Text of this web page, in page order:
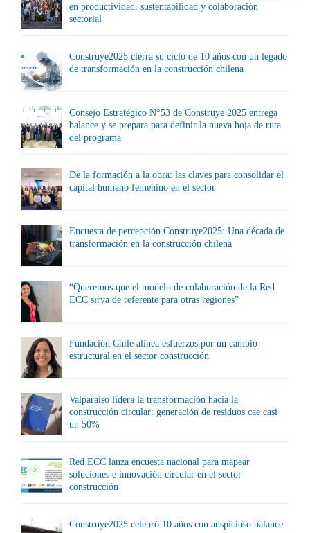
en productividad, sustentabilidad y colaboración
sectorial
Construye2025 cierra su ciclo de 10 años con un legado
de transformación en la construcción chilena
Consejo Estratégico N°53 de Construye 2025 entrega
balance y se prepara para definir la nueva hoja de ruta
del programa
De la formación a la obra: las claves para consolidar el
capital humano femenino en el sector
Encuesta de percepción Construye2025: Una década de
transformación en la construcción chilena
“Queremos que el modelo de colaboración de la Red
ECC sirva de referente para otras regiones”
Fundación Chile alinea esfuerzos por un cambio
estructural en el sector construcción
Valparaíso lidera la transformación hacia la
construcción circular: generación de residuos cae casi
un 50%
Red ECC lanza encuesta nacional para mapear
soluciones e innovación circular en el sector
construcción
Construye2025 celebró 10 años con auspicioso balance